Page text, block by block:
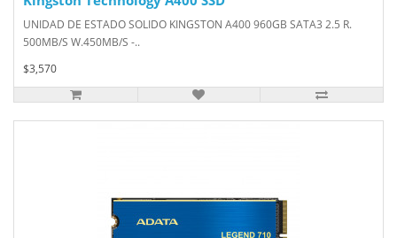
UNIDAD DE ESTADO SOLIDO KINGSTON A400 960GB SATA3 2.5 R.
500MB/S W.450MB/S -..
$3,570